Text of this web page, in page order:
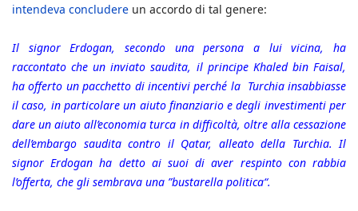
intendeva concludere un accordo di tal genere:
Il signor Erdogan, secondo una persona a lui vicina, ha
raccontato che un inviato saudita, il principe Khaled bin Faisal,
ha offerto un pacchetto di incentivi perché la Turchia insabbiasse
il caso, in particolare un aiuto finanziario e degli investimenti per
dare un aiuto all’economia turca in difficoltà, oltre alla cessazione
dell’embargo saudita contro il Qatar, alleato della Turchia. Il
signor Erdogan ha detto ai suoi di aver respinto con rabbia
l’offerta, che gli sembrava una ”bustarella politica“.